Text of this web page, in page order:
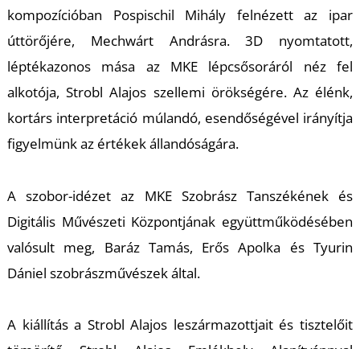
kompozícióban Pospischil Mihály felnézett az ipar
úttörőjére, Mechwárt Andrásra. 3D nyomtatott,
léptékazonos mása az MKE lépcsősoráról néz fel
alkotója, Strobl Alajos szellemi örökségére. Az élénk,
kortárs interpretáció múlandó, esendőségével irányítja
figyelmünk az értékek állandóságára.
A szobor-idézet az MKE Szobrász Tanszékének és
Digitális Művészeti Központjának együttműködésében
valósult meg, Baráz Tamás, Erős Apolka és Tyurin
Dániel szobrászművészek által.
A kiállítás a Strobl Alajos leszármazottjait és tisztelőit